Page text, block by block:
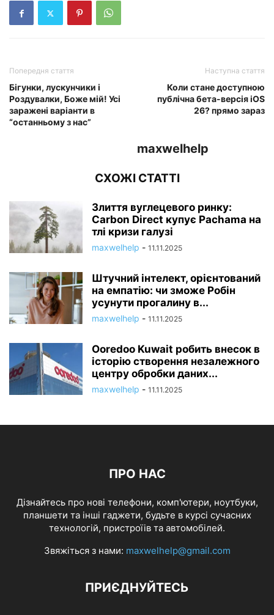
Попередня стаття
Бігунки, лускунчики і
Роздувалки, Боже мій! Усі
заражені варіанти в
“останньому з нас”
Наступна стаття
Коли стане доступною
публічна бета-версія iOS
26? прямо зараз
maxwelhelp
СХОЖІ СТАТТІ
Злиття вуглецевого ринку:
Carbon Direct купує Pachama на
тлі кризи галузі
maxwelhelp - 11.11.2025
Штучний інтелект, орієнтований
на емпатію: чи зможе Робін
усунути прогалину в...
maxwelhelp - 11.11.2025
Ooredoo Kuwait робить внесок в
історію створення незалежного
центру обробки даних...
maxwelhelp - 11.11.2025
ПРО НАС
Дізнайтесь про нові телефони, комп'ютери, ноутбуки,
планшети та інші гаджети, будьте в курсі сучасних
технологій, пристроїів та автомобілей.
Звяжіться з нами: maxwelhelp@gmail.com
ПРИЄДНУЙТЕСЬ